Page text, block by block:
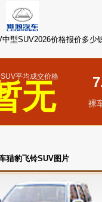
型SUV2026价格报价多少
平均成交价格
无 裸
猎豹飞铃SUV图片